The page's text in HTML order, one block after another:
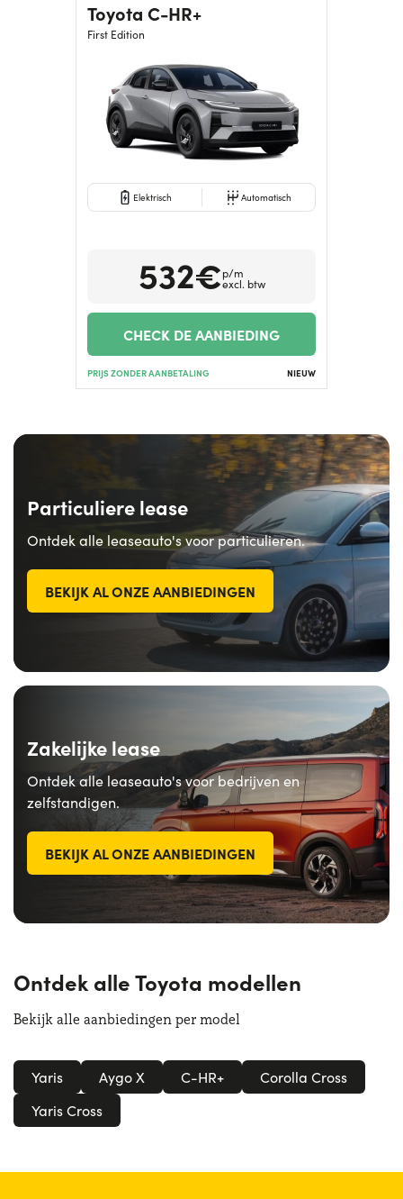
Toyota C-HR+
First Edition
Elektrisch Automatisch
532€p/m
excl. btw
CHECK DE AANBIEDING
PRIJS ZONDER AANBETALING NIEUW
Particuliere lease
Ontdek alle leaseauto's voor particulieren.
BEKIJK AL ONZE AANBIEDINGEN
Zakelijke lease
Ontdek alle leaseauto's voor bedrijven en
zelfstandigen.
BEKIJK AL ONZE AANBIEDINGEN
Ontdek alle Toyota modellen
Bekijk alle aanbiedingen per model
Yaris Aygo X C-HR+
Corolla Cross
Yaris Cross